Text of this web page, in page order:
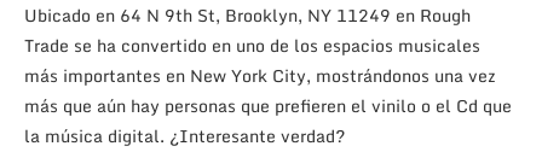
Ubicado en 64 N 9th St, Brooklyn, NY 11249 en Rough
Trade se ha convertido en uno de los espacios musicales
más importantes en New York City, mostrándonos una vez
más que aún hay personas que prefieren el vinilo o el Cd que
la música digital. ¿Interesante verdad?